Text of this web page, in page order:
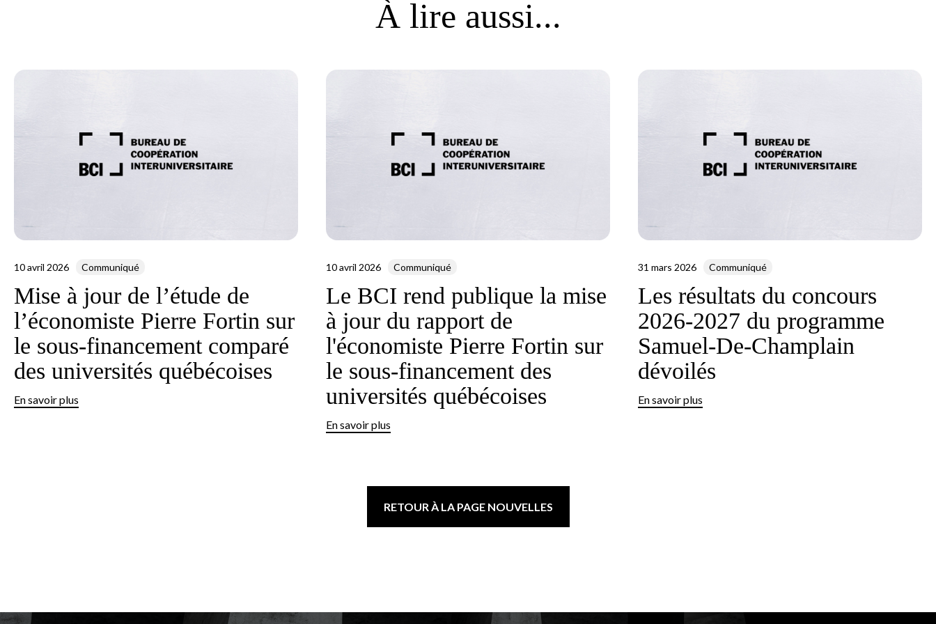
À lire aussi...
10 avril 2026 Communiqué
Mise à jour de l’étude de
l’économiste Pierre Fortin sur
le sous-financement comparé
des universités québécoises
En savoir plus
10 avril 2026 Communiqué
Le BCI rend publique la mise
à jour du rapport de
l'économiste Pierre Fortin sur
le sous-financement des
universités québécoises
En savoir plus
31 mars 2026 Communiqué
Les résultats du concours
2026‑2027 du programme
Samuel‑De‑Champlain
dévoilés
En savoir plus
RETOUR À LA PAGE NOUVELLES